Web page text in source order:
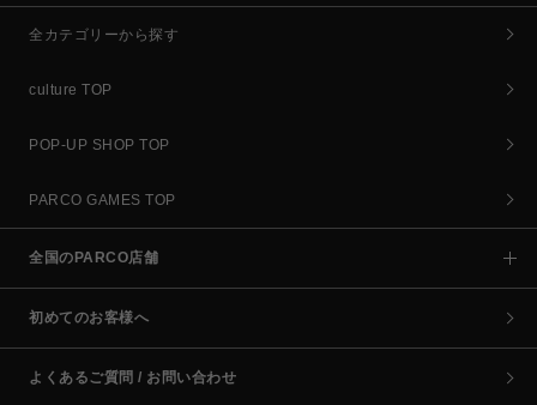
全カテゴリーから探す
culture TOP
POP-UP SHOP TOP
PARCO GAMES TOP
全国のPARCO店舗
初めてのお客様へ
よくあるご質問 / お問い合わせ